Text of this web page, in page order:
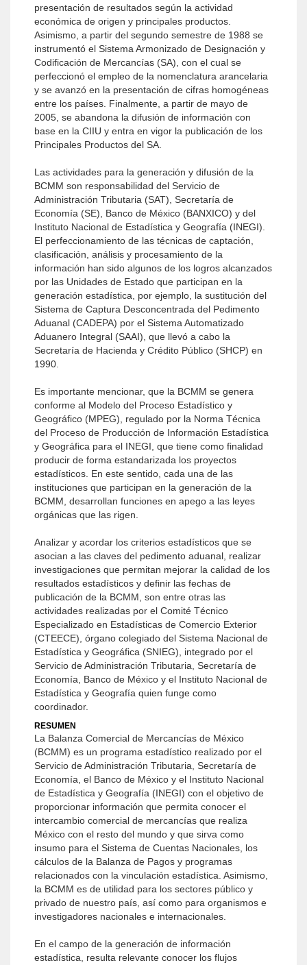
presentación de resultados según la actividad
económica de origen y principales productos.
Asimismo, a partir del segundo semestre de 1988 se
instrumentó el Sistema Armonizado de Designación y
Codificación de Mercancías (SA), con el cual se
perfeccionó el empleo de la nomenclatura arancelaria
y se avanzó en la presentación de cifras homogéneas
entre los países. Finalmente, a partir de mayo de
2005, se abandona la difusión de información con
base en la CIIU y entra en vigor la publicación de los
Principales Productos del SA.
Las actividades para la generación y difusión de la
BCMM son responsabilidad del Servicio de
Administración Tributaria (SAT), Secretaría de
Economía (SE), Banco de México (BANXICO) y del
Instituto Nacional de Estadística y Geografía (INEGI).
El perfeccionamiento de las técnicas de captación,
clasificación, análisis y procesamiento de la
información han sido algunos de los logros alcanzados
por las Unidades de Estado que participan en la
generación estadística, por ejemplo, la sustitución del
Sistema de Captura Desconcentrada del Pedimento
Aduanal (CADEPA) por el Sistema Automatizado
Aduanero Integral (SAAI), que llevó a cabo la
Secretaría de Hacienda y Crédito Público (SHCP) en
1990.
Es importante mencionar, que la BCMM se genera
conforme al Modelo del Proceso Estadístico y
Geográfico (MPEG), regulado por la Norma Técnica
del Proceso de Producción de Información Estadística
y Geográfica para el INEGI, que tiene como finalidad
producir de forma estandarizada los proyectos
estadísticos. En este sentido, cada una de las
instituciones que participan en la generación de la
BCMM, desarrollan funciones en apego a las leyes
orgánicas que las rigen.
Analizar y acordar los criterios estadísticos que se
asocian a las claves del pedimento aduanal, realizar
investigaciones que permitan mejorar la calidad de los
resultados estadísticos y definir las fechas de
publicación de la BCMM, son entre otras las
actividades realizadas por el Comité Técnico
Especializado en Estadísticas de Comercio Exterior
(CTEECE), órgano colegiado del Sistema Nacional de
Estadística y Geográfica (SNIEG), integrado por el
Servicio de Administración Tributaria, Secretaría de
Economía, Banco de México y el Instituto Nacional de
Estadística y Geografía quien funge como
coordinador.
RESUMEN
La Balanza Comercial de Mercancías de México
(BCMM) es un programa estadístico realizado por el
Servicio de Administración Tributaria, Secretaría de
Economía, el Banco de México y el Instituto Nacional
de Estadística y Geografía (INEGI) con el objetivo de
proporcionar información que permita conocer el
intercambio comercial de mercancías que realiza
México con el resto del mundo y que sirva como
insumo para el Sistema de Cuentas Nacionales, los
cálculos de la Balanza de Pagos y programas
relacionados con la vinculación estadística. Asimismo,
la BCMM es de utilidad para los sectores público y
privado de nuestro país, así como para organismos e
investigadores nacionales e internacionales.
En el campo de la generación de información
estadística, resulta relevante conocer los flujos